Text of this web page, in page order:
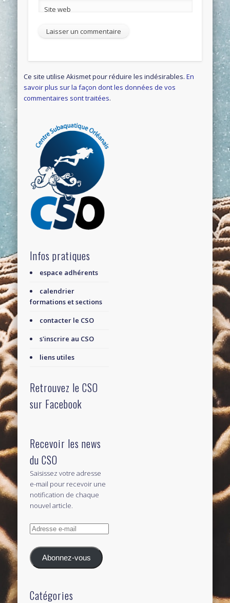
Site web
Ce site utilise Akismet pour réduire les indésirables.En
savoir plus sur la façon dont les données de vos
commentaires sont traitées.
Infos pratiques
espace adhérents
calendrier
formations et sections
contacter le CSO
s'inscrire au CSO
liens utiles
Retrouvez le CSO
sur Facebook
Recevoir les news
du CSO
Saisissez votre adresse
e-mail pour recevoir une
notification de chaque
nouvel article.
Adresse
mail
Abonnez-vous
Catégories